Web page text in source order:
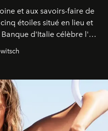
et aux savoirs-faire de
étoiles situé en lieu et
d'Italie célèbre l'art